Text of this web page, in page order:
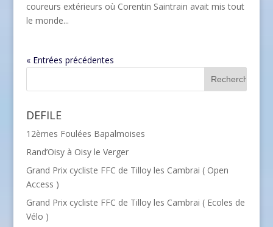
coureurs extérieurs où Corentin Saintrain avait mis tout
le monde...
« Entrées précédentes
DEFILE
12èmes Foulées Bapalmoises
Rand’Oisy à Oisy le Verger
Grand Prix cycliste FFC de Tilloy les Cambrai ( Open
Access )
Grand Prix cycliste FFC de Tilloy les Cambrai ( Ecoles de
Vélo )